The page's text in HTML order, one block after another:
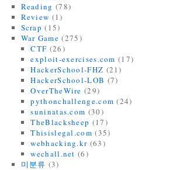
Reading (78)
Review (1)
Scrap (15)
War Game (275)
CTF (26)
exploit-exercises.com (17)
HackerSchool-FHZ (21)
HackerSchool-LOB (7)
OverTheWire (29)
pythonchallenge.com (24)
suninatas.com (30)
TheBlacksheep (17)
Thisislegal.com (35)
webhacking.kr (63)
wechall.net (6)
미분류 (3)